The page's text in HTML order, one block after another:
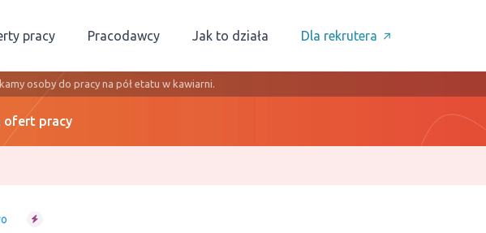
pracy Pracodawcy Jak to działa Dla rekrutera
osoby do pracy na pół etatu w kawiarni.
ofert pracy